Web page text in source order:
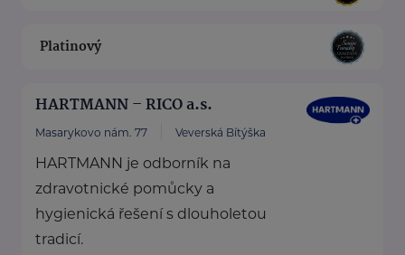
Platinový
HARTMANN – RICO a.s.
Masarykovo nám. 77 Veverská Bítýška
HARTMANN je odborník na
zdravotnické pomůcky a
hygienická řešení s dlouholetou
tradicí.